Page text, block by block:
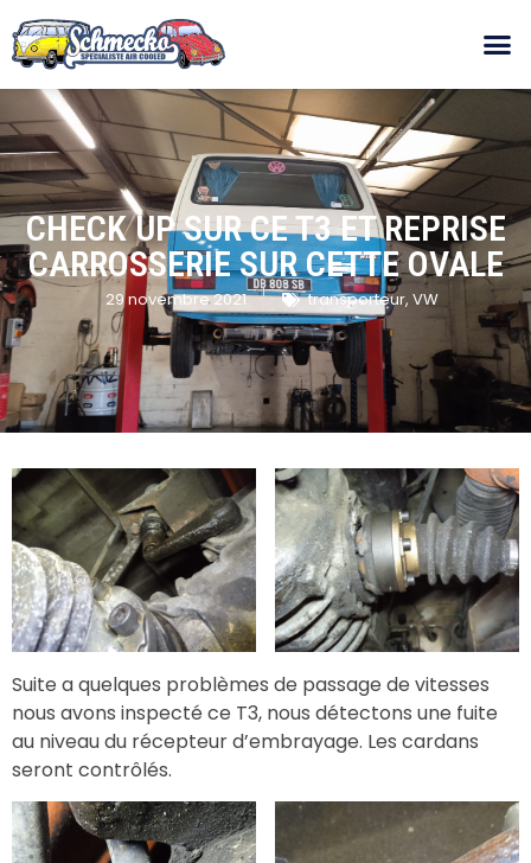
CHECK UP SUR CE T3 ET REPRISE
CARROSSERIE SUR CETTE OVALE
29 novembre 2021 transporteur, VW
Suite a quelques problèmes de passage de vitesses
nous avons inspecté ce T3, nous détectons une fuite
au niveau du récepteur d’embrayage. Les cardans
seront contrôlés.